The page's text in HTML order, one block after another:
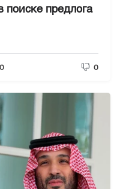
предлога
0 0